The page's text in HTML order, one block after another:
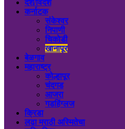
देश/विदेश
कर्नाटक
संकेश्वर
निपाणी
चिकोडी
खानापूर
बेळगाव
महाराष्ट्र
कोल्हापूर
चंदगड
आजरा
गडहिंग्लज
क्रिडा
लढा मराठी अस्मितेचा